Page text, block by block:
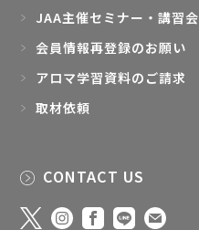
JAA主催セミナー・講習会
会員情報再登録のお願い
アロマ学習資料のご請求
取材依頼
CONTACT US